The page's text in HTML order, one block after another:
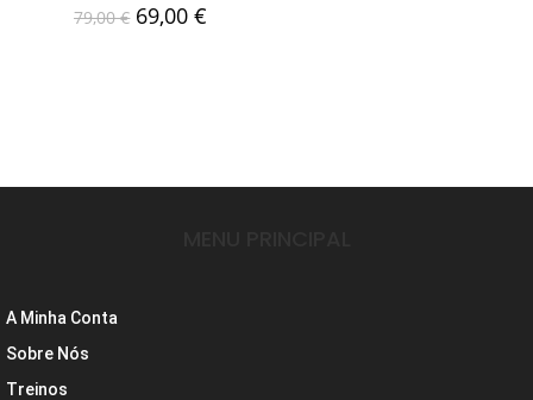
79,00€ 69,00€
A Minha Conta
Sobre Nós
Treinos